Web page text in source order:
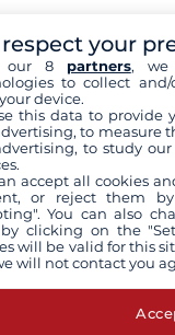
your
our 8 partners, we
to collect
device.
this data to provide
to measure
to study
accept all cookies
or reject them
You can also
clicking on the
will be valid for this
will not contact you